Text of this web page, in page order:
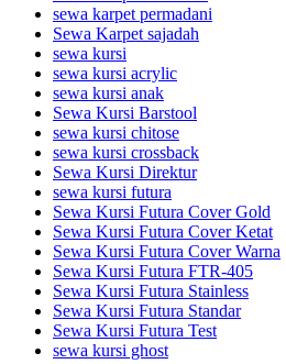
sewa karpet permadani
Sewa Karpet sajadah
sewa kursi
sewa kursi acrylic
sewa kursi anak
Sewa Kursi Barstool
sewa kursi chitose
sewa kursi crossback
Sewa Kursi Direktur
sewa kursi futura
Sewa Kursi Futura Cover Gold
Sewa Kursi Futura Cover Ketat
Sewa Kursi Futura Cover Warna
Sewa Kursi Futura FTR-405
Sewa Kursi Futura Stainless
Sewa Kursi Futura Standar
Sewa Kursi Futura Test
sewa kursi ghost